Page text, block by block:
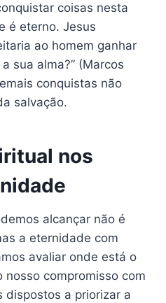
coisas nesta
é eterno. Jesus
ao homem ganhar
sua alma?” (Marcos
conquistas não
salvação.
nos
alcançar não é
a eternidade com
avaliar onde está o
nosso compromisso com
dispostos a priorizar a